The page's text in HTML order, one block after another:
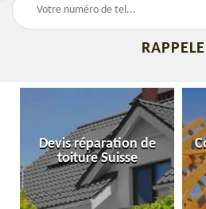
Devis réparation de
toiture Suisse